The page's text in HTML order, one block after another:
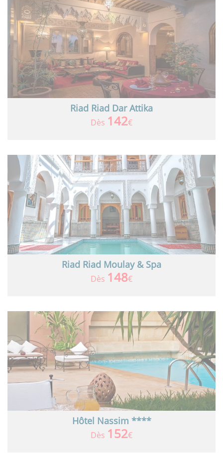
Riad Riad Dar Attika
Dès 142€
Riad Riad Moulay & Spa
Dès 148€
Hôtel Nassim ****
Dès 152€